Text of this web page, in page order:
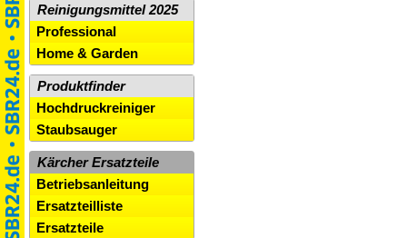
Reinigungsmittel 2025
Professional
Home & Garden
Produktfinder
Hochdruckreiniger
Staubsauger
Kärcher Ersatzteile
Betriebsanleitung
Ersatzteilliste
Ersatzteile